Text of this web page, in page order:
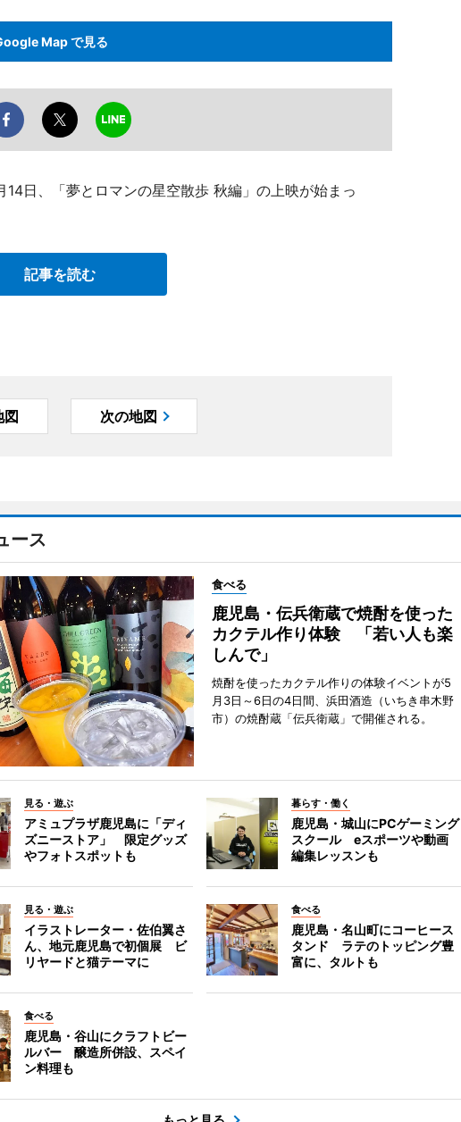
Map で見る
日、「夢とロマンの星空散歩 秋編」の上映が始まっ
記事を読む
図 次の地図
ース
食べる
鹿児島・伝兵衛蔵で焼酎を使った
カクテル作り体験 「若い人も楽
しんで」
焼酎を使ったカクテル作りの体験イベントが5
月3日～6日の4日間、浜田酒造（いちき串木野
市）の焼酎蔵「伝兵衛蔵」で開催される。
見る・遊ぶ
アミュプラザ鹿児島に「ディ
ズニーストア」 限定グッズ
やフォトスポットも
暮らす・働く
鹿児島・城山にPCゲーミング
スクール eスポーツや動画
編集レッスンも
見る・遊ぶ
イラストレーター・佐伯翼さ
ん、地元鹿児島で初個展 ビ
リヤードと猫テーマに
食べる
鹿児島・名山町にコーヒース
タンド ラテのトッピング豊
富に、タルトも
食べる
鹿児島・谷山にクラフトビー
ルバー 醸造所併設、スペイ
ン料理も